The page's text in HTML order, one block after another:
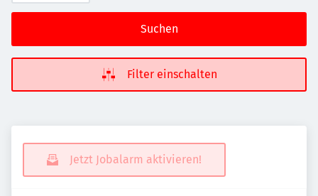
Suchen
Filter einschalten
Jetzt Jobalarm aktivieren!